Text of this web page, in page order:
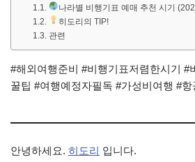
나라별 비행기표 예매 추천 시기
히도리의 TIP!
관련
#해외여행준비 #비행기표저렴한시기 #
꿀팁 #여행예정자필독 #가성비여행 #항
안녕하세요. 히도리 입니다.